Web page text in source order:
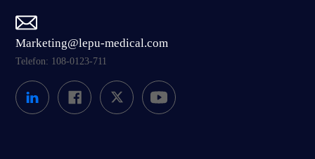
Marketing@lepu-medical.com
Telefon: 108-0123-711